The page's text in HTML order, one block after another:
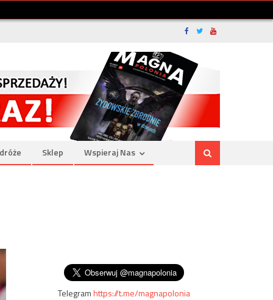
Sklep Wspieraj Nas
Telegramhttps://t.me/magnapolonia